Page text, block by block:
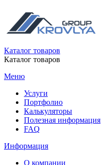
Каталог товаров
Каталог товаров
Меню
Услуги
Портфолио
Калькуляторы
Полезная информация
FAQ
Информация
О компании